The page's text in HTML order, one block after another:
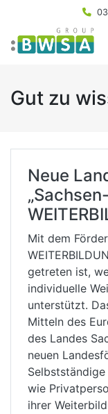
Gut zu
Neue
Mit dem
getreten ist,
individuelle
unterstützt.
Mitteln des
des Landes
neuen
wie
ihrer